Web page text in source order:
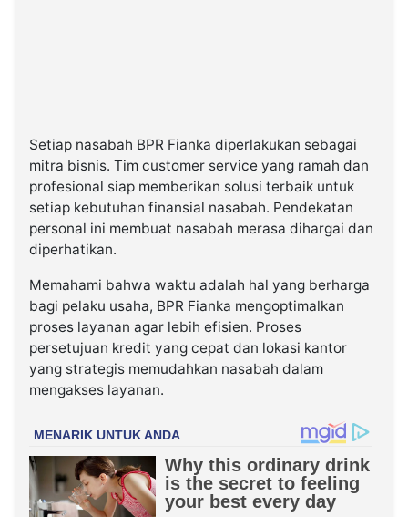
Setiap nasabah BPR Fianka diperlakukan sebagai
mitra bisnis. Tim customer service yang ramah dan
profesional siap memberikan solusi terbaik untuk
setiap kebutuhan finansial nasabah. Pendekatan
personal ini membuat nasabah merasa dihargai dan
diperhatikan.
Memahami bahwa waktu adalah hal yang berharga
bagi pelaku usaha, BPR Fianka mengoptimalkan
proses layanan agar lebih efisien. Proses
persetujuan kredit yang cepat dan lokasi kantor
yang strategis memudahkan nasabah dalam
mengakses layanan.